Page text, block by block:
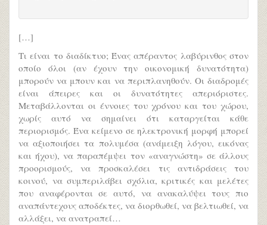
[…]
Τι είναι το διαδίκτυο; Ένας απέραντος λαβύρινθος στον
οποίο όλοι (αν έχουν την οικονομική δυνατότητα)
μπορούν να μπουν και να περιπλανηθούν. Οι διαδρομές
είναι άπειρες και οι δυνατότητες απεριόριστες.
Μεταβάλλονται οι έννοιες του χρόνου και του χώρου,
χωρίς αυτό να σημαίνει ότι καταργείται κάθε
περιορισμός. Ένα κείμενο σε ηλεκτρονική μορφή μπορεί
να αξιοποιήσει τα πολυμέσα (ανάμειξη λόγου, εικόνας
και ήχου), να παραπέμψει τον «αναγνώστη» σε άλλους
προορισμούς, να προσκαλέσει τις αντιδράσεις του
κοινού, να συμπεριλάβει σχόλια, κριτικές και μελέτες
που αναφέρονται σε αυτό, να ανακαλύψει τους πιο
αναπάντεχους αποδέκτες, να διορθωθεί, να βελτιωθεί, να
αλλάξει, να ανατραπεί…